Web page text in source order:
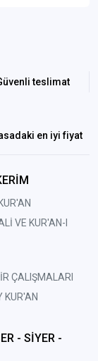
teslimat
en iyi fiyat
VE KUR'AN-I
ÇALIŞMALARI
KUR'AN
- SİYER -